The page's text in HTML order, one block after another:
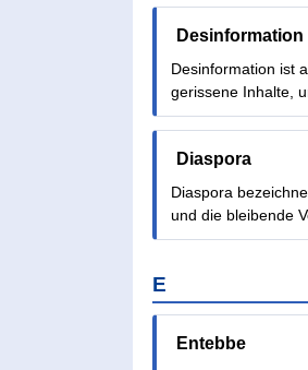
Desinformation
Desinformation ist
gerissene Inhalte,
Diaspora
Diaspora
und die bleibende
E
Entebbe